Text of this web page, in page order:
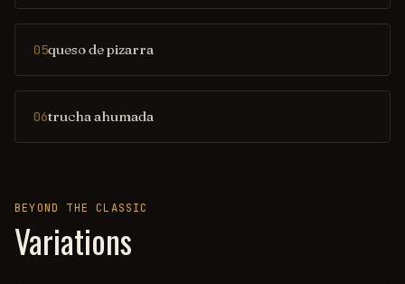
05queso de pizarra
06trucha ahumada
BEYOND THE CLASSIC
Variations